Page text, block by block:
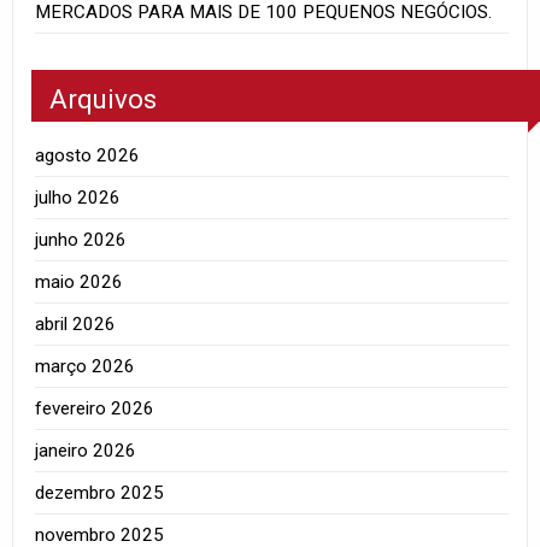
MERCADOS PARA MAIS DE 100 PEQUENOS NEGÓCIOS.
Arquivos
agosto 2026
julho 2026
junho 2026
maio 2026
abril 2026
março 2026
fevereiro 2026
janeiro 2026
dezembro 2025
novembro 2025